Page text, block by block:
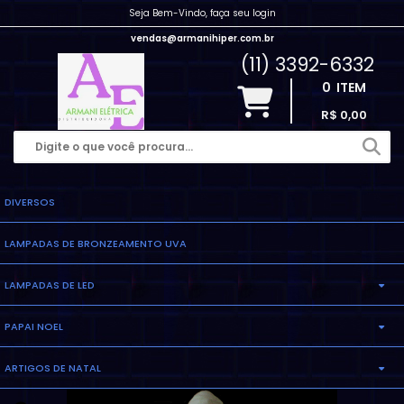
Seja Bem-Vindo, faça seu login
vendas@armanihiper.com.br
(11) 3392-6332
0 ITEM
R$ 0,00
DIVERSOS
LAMPADAS DE BRONZEAMENTO UVA
LAMPADAS DE LED
LAMPADA ELETRONICA
LAMPADA MILHO
PAPAI NOEL
INFLAVEL
ARTIGOS DE NATAL